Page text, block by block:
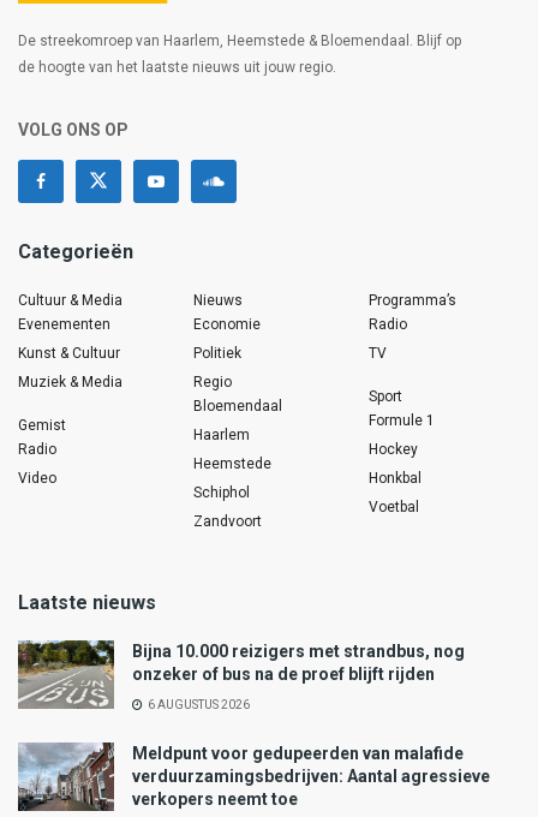
De streekomroep van Haarlem, Heemstede & Bloemendaal. Blijf op
de hoogte van het laatste nieuws uit jouw regio.
VOLG ONS OP
Categorieën
Cultuur & Media
Evenementen
Kunst & Cultuur
Muziek & Media
Gemist
Radio
Video
Nieuws
Economie
Politiek
Regio
Bloemendaal
Haarlem
Heemstede
Schiphol
Zandvoort
Programma’s
Radio
TV
Sport
Formule 1
Hockey
Honkbal
Voetbal
Laatste nieuws
Bijna 10.000 reizigers met strandbus, nog
onzeker of bus na de proef blijft rijden
6 AUGUSTUS 2026
Meldpunt voor gedupeerden van malafide
verduurzamingsbedrijven: Aantal agressieve
verkopers neemt toe